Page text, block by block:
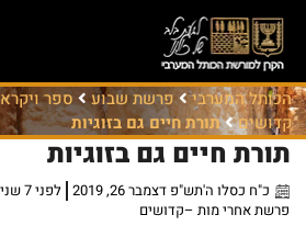
הכותל המערבי פרשת שבוע ספר ויקרא
קדושים
תורת חיים גם בזוגיות
תורת חיים גם בזוגיות
כ"ח כסלו ה'תש"פ דצמבר 26, 2019 לפני 7 שנים
פרשת אחרי מות –קדושים